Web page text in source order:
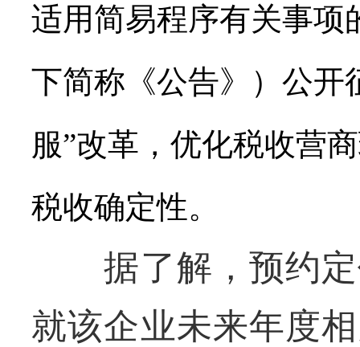
适用简易程序有关事项
下简称《公告》）公开
服”改革，优化税收营
税收确定性。
据了解，预约定
就该企业未来年度